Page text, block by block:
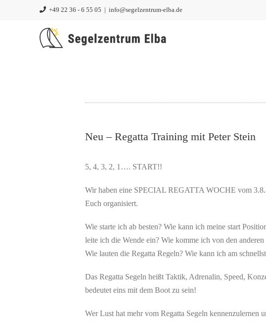
+49 22 36 - 6 55 05 | info@segelzentrum-elba.de
Neu – Regatta Training mit Peter Stein
5, 4, 3, 2, 1…. START!!
Wir haben eine SPECIAL REGATTA WOCHE vom
Euch organisiert.
Wie starte ich ab besten? Wie kann ich meine start
leite ich die Wende ein? Wie komme ich von den
Wie lauten die Regatta Regeln? Wie kann ich am
Das Regatta Segeln heißt Taktik, Adrenalin, Speed,
bedeutet eins mit dem Boot zu sein!
Wer Lust hat mehr vom Regatta Segeln kennenzulernen